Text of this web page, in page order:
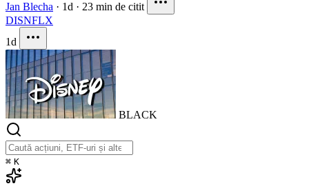
Jan Blecha · 1d · 23 min de citit
DISNFLX
1d
BLACK
⌘ K